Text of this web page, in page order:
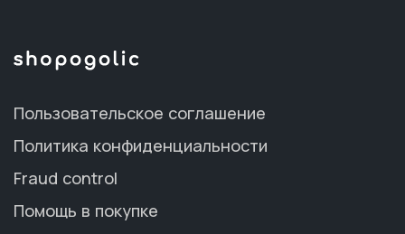
Пользовательское соглашение
Политика конфиденциальности
Fraud control
Помощь в покупке